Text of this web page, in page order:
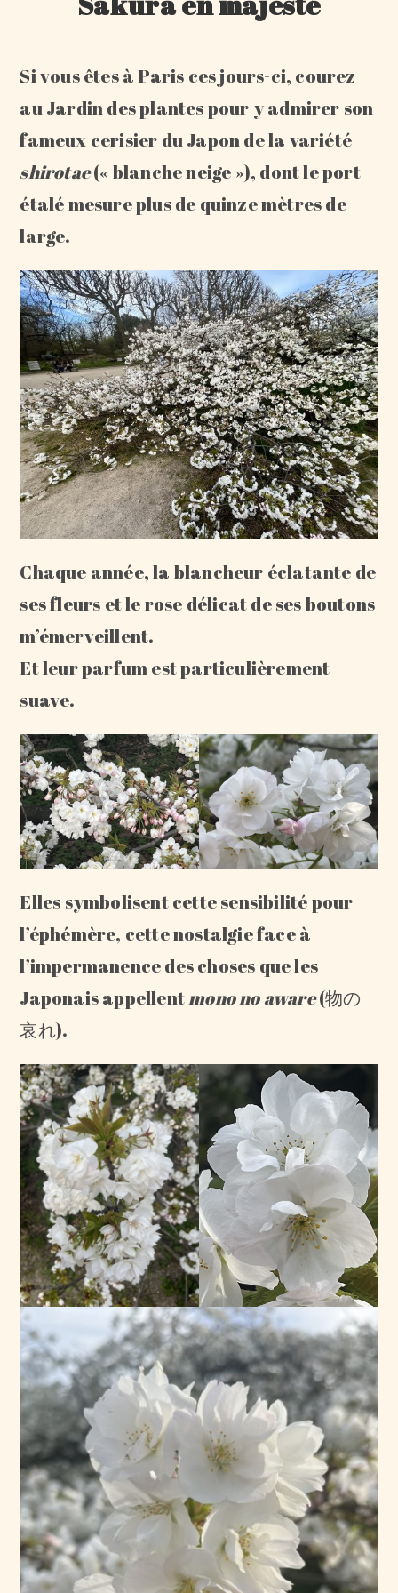
Si vous êtes à Paris ces jours-ci, courez
au Jardin des plantes pour y admirer son
fameux cerisier du Japon de la variété
shirotae(« blanche neige »), dont le port
étalé mesure plus de quinze mètres de
large.
Chaque année, la blancheur éclatante de
ses fleurs et le rose délicat de ses boutons
m’émerveillent.
Et leur parfum est particulièrement
suave.
Elles symbolisent cette sensibilité pour
l’éphémère, cette nostalgie face à
l’impermanence des choses que les
Japonais appellentmono no aware(物の
哀れ).